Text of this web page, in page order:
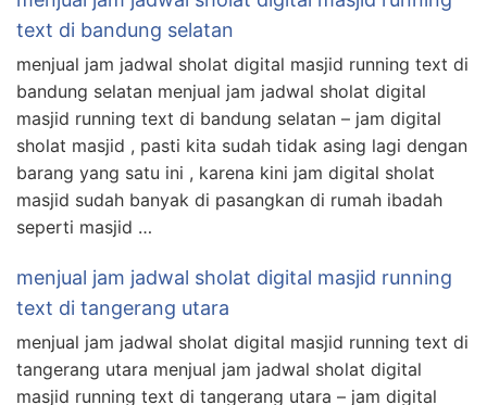
text di bandung selatan
menjual jam jadwal sholat digital masjid running text di
bandung selatan menjual jam jadwal sholat digital
masjid running text di bandung selatan – jam digital
sholat masjid , pasti kita sudah tidak asing lagi dengan
barang yang satu ini , karena kini jam digital sholat
masjid sudah banyak di pasangkan di rumah ibadah
seperti masjid …
menjual jam jadwal sholat digital masjid running
text di tangerang utara
menjual jam jadwal sholat digital masjid running text di
tangerang utara menjual jam jadwal sholat digital
masjid running text di tangerang utara – jam digital